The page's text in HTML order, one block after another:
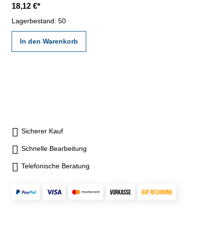
18,12 €*
Lagerbestand: 50
In den Warenkorb
Sicherer Kauf
Schnelle Bearbeitung
Telefonische Beratung